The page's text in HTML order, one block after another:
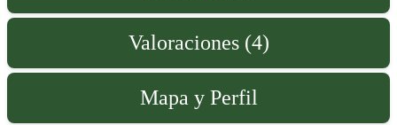
Valoraciones (4)
Mapa y Perfil